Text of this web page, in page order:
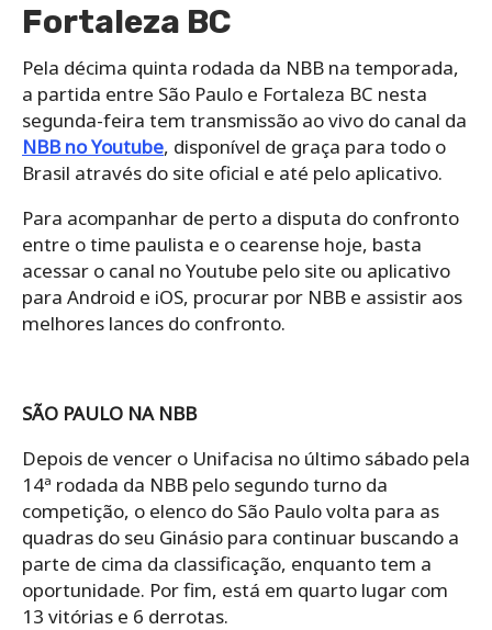
Fortaleza BC
Pela décima quinta rodada da NBB na temporada,
a partida entre São Paulo e Fortaleza BC nesta
segunda-feira tem transmissão ao vivo do canal da
NBB no Youtube, disponível de graça para todo o
Brasil através do site oficial e até pelo aplicativo.
Para acompanhar de perto a disputa do confronto
entre o time paulista e o cearense hoje, basta
acessar o canal no Youtube pelo site ou aplicativo
para Android e iOS, procurar por NBB e assistir aos
melhores lances do confronto.
SÃO PAULO NA NBB
Depois de vencer o Unifacisa no último sábado pela
14ª rodada da NBB pelo segundo turno da
competição, o elenco do São Paulo volta para as
quadras do seu Ginásio para continuar buscando a
parte de cima da classificação, enquanto tem a
oportunidade. Por fim, está em quarto lugar com
13 vitórias e 6 derrotas.